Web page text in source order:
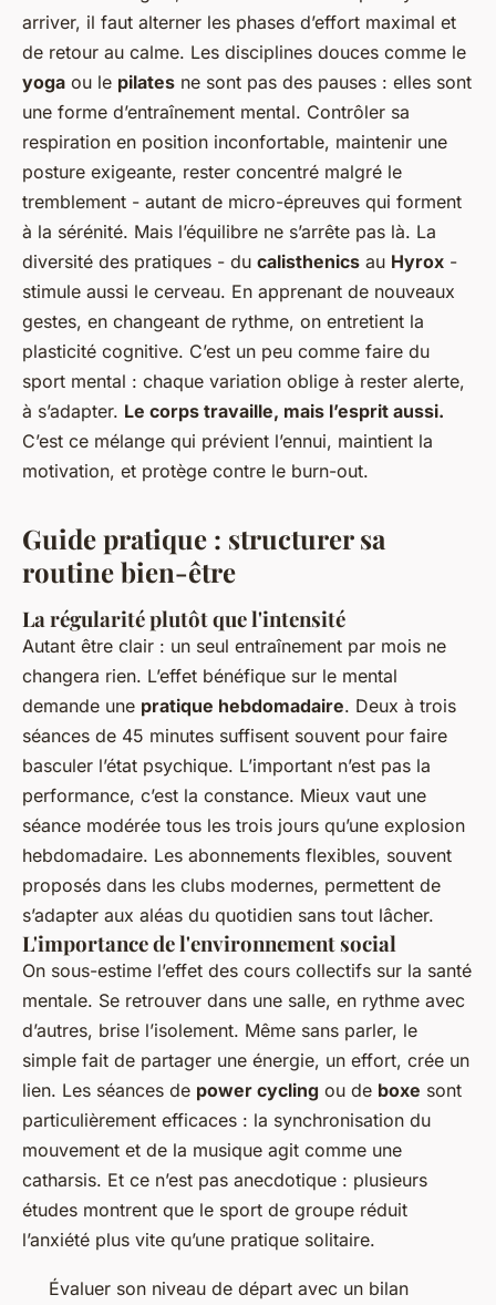
arriver, il faut alterner les phases d’effort maximal et
de retour au calme. Les disciplines douces comme le
yoga ou le pilates ne sont pas des pauses : elles sont
une forme d’entraînement mental. Contrôler sa
respiration en position inconfortable, maintenir une
posture exigeante, rester concentré malgré le
tremblement - autant de micro-épreuves qui forment
à la sérénité. Mais l’équilibre ne s’arrête pas là. La
diversité des pratiques - du calisthenics au Hyrox -
stimule aussi le cerveau. En apprenant de nouveaux
gestes, en changeant de rythme, on entretient la
plasticité cognitive. C’est un peu comme faire du
sport mental : chaque variation oblige à rester alerte,
à s’adapter. Le corps travaille, mais l’esprit aussi.
C’est ce mélange qui prévient l’ennui, maintient la
motivation, et protège contre le burn-out.
Guide pratique : structurer sa
routine bien-être
La régularité plutôt que l'intensité
Autant être clair : un seul entraînement par mois ne
changera rien. L’effet bénéfique sur le mental
demande une pratique hebdomadaire. Deux à trois
séances de 45 minutes suffisent souvent pour faire
basculer l’état psychique. L’important n’est pas la
performance, c’est la constance. Mieux vaut une
séance modérée tous les trois jours qu’une explosion
hebdomadaire. Les abonnements flexibles, souvent
proposés dans les clubs modernes, permettent de
s’adapter aux aléas du quotidien sans tout lâcher.
L'importance de l'environnement social
On sous-estime l’effet des cours collectifs sur la santé
mentale. Se retrouver dans une salle, en rythme avec
d’autres, brise l’isolement. Même sans parler, le
simple fait de partager une énergie, un effort, crée un
lien. Les séances de power cycling ou de boxe sont
particulièrement efficaces : la synchronisation du
mouvement et de la musique agit comme une
catharsis. Et ce n’est pas anecdotique : plusieurs
études montrent que le sport de groupe réduit
l’anxiété plus vite qu’une pratique solitaire.
Évaluer son niveau de départ avec un bilan